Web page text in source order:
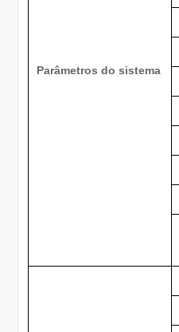
Parâmetros do sistema